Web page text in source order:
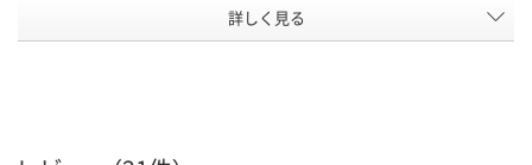
さ
約90μm(0.09mm) 約
詳しく見る